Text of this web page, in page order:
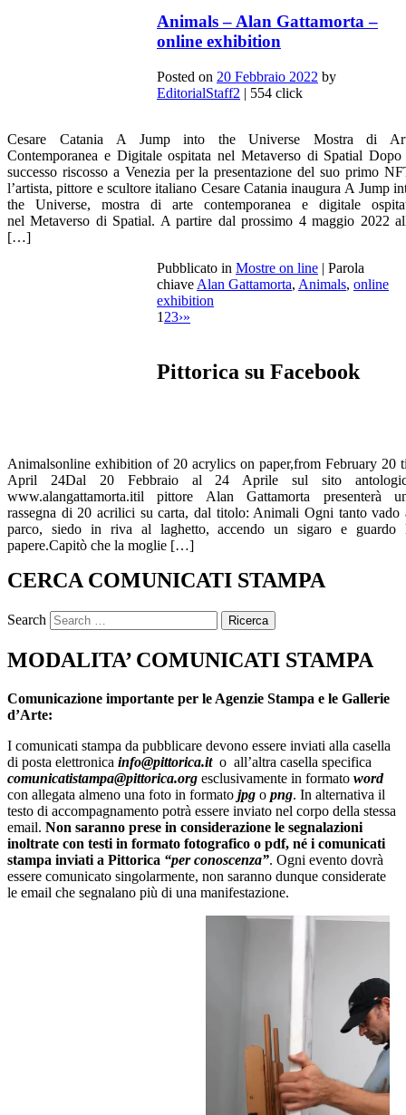
Cesare Catania A Jump into the Universe Mostra di
Contemporanea e Digitale ospitata nel Metaverso di Spatial
successo riscosso a Venezia per la presentazione del suo primo
l’artista, pittore e scultore italiano Cesare Catania inaugura A Jump
the Universe, mostra di arte contemporanea e digitale
nel Metaverso di Spatial. A partire dal prossimo 4 maggio 2022
[…]
Animals – Alan Gattamorta –
online exhibition
Posted on 20 Febbraio 2022 by
EditorialStaff2 | 554 click
Animalsonline exhibition of 20 acrylics on paper,from February 20
April 24Dal 20 Febbraio al 24 Aprile sul sito
www.alangattamorta.itil pittore Alan Gattamorta presenterà
rassegna di 20 acrilici su carta, dal titolo: Animali Ogni tanto vado
parco, siedo in riva al laghetto, accendo un sigaro e guardo
papere.Capitò che la moglie […]
Pubblicato in Mostre on line | Parola
chiave Alan Gattamorta, Animals, online
exhibition
1 23›»
Pittorica su Facebook
CERCA COMUNICATI STAMPA
Search
MODALITA’ COMUNICATI STAMPA
Comunicazione importante per le Agenzie Stampa e le Gallerie
d’Arte:
I comunicati stampa da pubblicare devono essere inviati alla casella
di posta elettronica info@pittorica.ito all’altra casella specifica
comunicatistampa@pittorica.org esclusivamente in formato word
con allegata almeno una foto in formato jpg o png. In alternativa il
testo di accompagnamento potrà essere inviato nel corpo della stessa
email. Non saranno prese in considerazione le segnalazioni
inoltrate con testi in formato fotografico o pdf, né i comunicati
stampa inviati a Pittorica “per conoscenza”. Ogni evento dovrà
essere comunicato singolarmente, non saranno dunque considerate
le email che segnalano più di una manifestazione.